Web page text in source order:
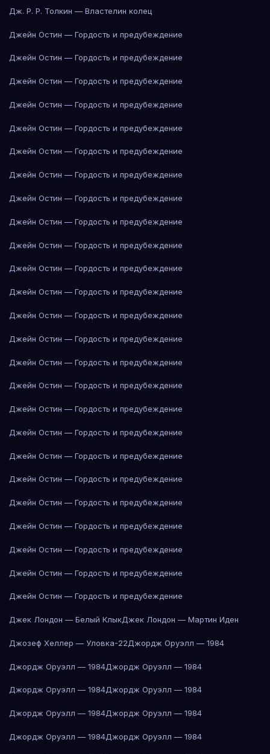
Дж. Р. Р. Толкин — Властелин колец
Джейн Остин — Гордость и предубеждение
Джейн Остин — Гордость и предубеждение
Джейн Остин — Гордость и предубеждение
Джейн Остин — Гордость и предубеждение
Джейн Остин — Гордость и предубеждение
Джейн Остин — Гордость и предубеждение
Джейн Остин — Гордость и предубеждение
Джейн Остин — Гордость и предубеждение
Джейн Остин — Гордость и предубеждение
Джейн Остин — Гордость и предубеждение
Джейн Остин — Гордость и предубеждение
Джейн Остин — Гордость и предубеждение
Джейн Остин — Гордость и предубеждение
Джейн Остин — Гордость и предубеждение
Джейн Остин — Гордость и предубеждение
Джейн Остин — Гордость и предубеждение
Джейн Остин — Гордость и предубеждение
Джейн Остин — Гордость и предубеждение
Джейн Остин — Гордость и предубеждение
Джейн Остин — Гордость и предубеждение
Джейн Остин — Гордость и предубеждение
Джейн Остин — Гордость и предубеждение
Джейн Остин — Гордость и предубеждение
Джейн Остин — Гордость и предубеждение
Джейн Остин — Гордость и предубеждение
Джек Лондон — Белый КлыкДжек Лондон — Мартин Иден
Джозеф Хеллер — Уловка-22Джордж Оруэлл — 1984
Джордж Оруэлл — 1984Джордж Оруэлл — 1984
Джордж Оруэлл — 1984Джордж Оруэлл — 1984
Джордж Оруэлл — 1984Джордж Оруэлл — 1984
Джордж Оруэлл — 1984Джордж Оруэлл — 1984